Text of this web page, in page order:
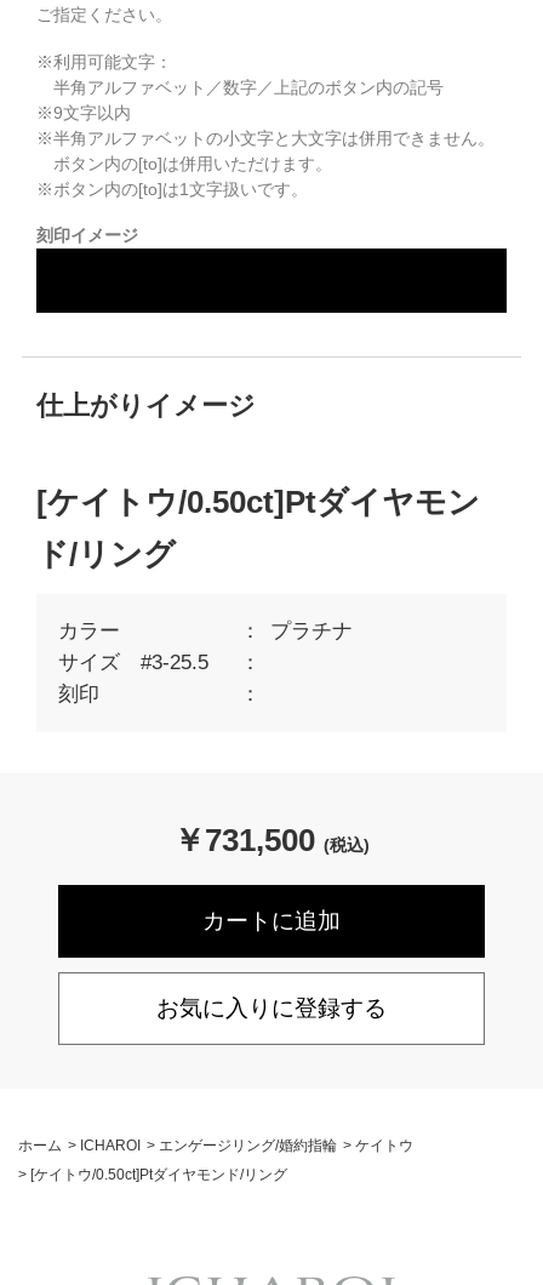
ご指定ください。
※利用可能文字：
半角アルファベット／数字／上記のボタン内の記号
※9文字以内
※半角アルファベットの小文字と大文字は併用できません。
ボタン内の[to]は併用いただけます。
※ボタン内の[to]は1文字扱いです。
刻印イメージ
仕上がりイメージ
[ケイトウ/0.50ct]Ptダイヤモン
ド/リング
カラー
プラチナ
サイズ #3-25.5
刻印
￥731,500 (税込)
お気に入りに登録する
ホーム > ICHAROI > エンゲージリング/婚約指輪 > ケイトウ
> [ケイトウ/0.50ct]Ptダイヤモンド/リング